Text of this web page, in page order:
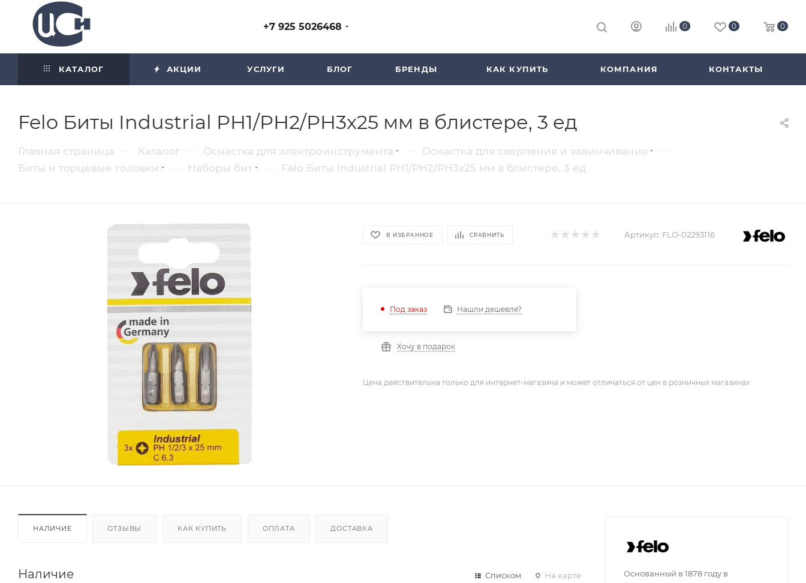
+7 925 5026468 0 0 0
КАТАЛОГ АКЦИИ УСЛУГИ БЛОГ БРЕНДЫ КАК КУПИТЬ КОМПАНИЯ КОНТАКТЫ
Felo Биты Industrial PH1/PH2/PH3x25 мм в блистере, 3 ед
Главная страница Каталог Оснастка для электроинструмента Оснастка для сверления и завинчивания
Биты и торцевые головки Наборы бит Felo Биты Industrial PH1/PH2/PH3x25 мм в блистере, 3 ед
В ИЗБРАННОЕ СРАВНИТЬ Артикул: FLO-02293116
Под заказ Нашли дешевле?
Хочу в подарок
Цена действительна только для интернет-магазина и может отличаться от цен в розничных магазинах
НАЛИЧИЕ ОТЗЫВЫ КАК КУПИТЬ ОПЛАТА ДОСТАВКА
Наличие Списком На карте
Основанный в 1878 году в